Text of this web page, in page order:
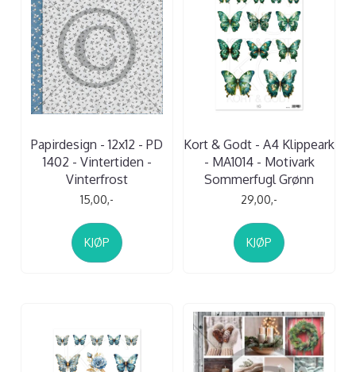
Papirdesign - 12x12 - PD
1402 - Vintertiden -
Vinterfrost
15,00,-
KJØP
Kort & Godt - A4 Klippeark
- MA1014 - Motivark
Sommerfugl Grønn
29,00,-
KJØP